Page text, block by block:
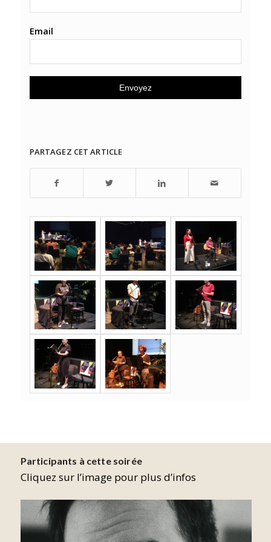
Email
PARTAGEZ CET ARTICLE
Participants à cette soirée
Cliquez sur l’image pour plus d’infos